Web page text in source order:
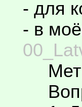
- для
- в